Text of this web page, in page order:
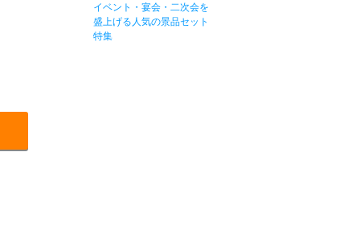
イベント・宴会・二次会を
盛上げる人気の景品セット
特集